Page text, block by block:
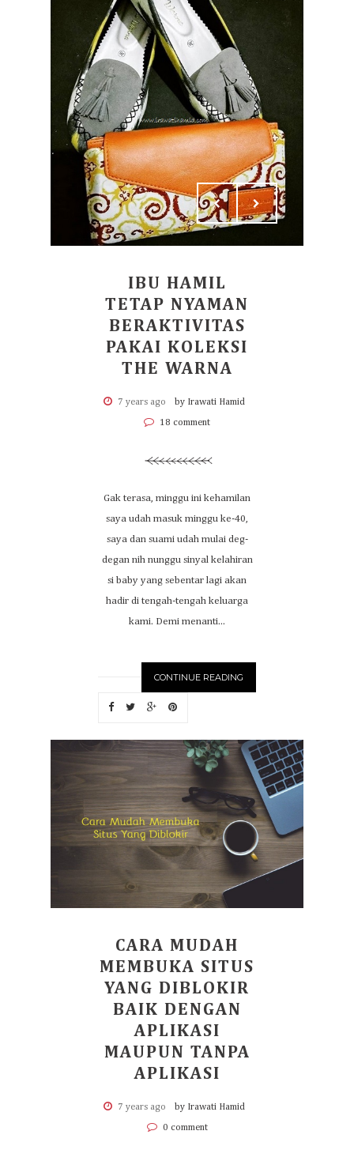
IBU HAMIL
TETAP NYAMAN
BERAKTIVITAS
PAKAI KOLEKSI
THE WARNA
7 years ago by Irawati Hamid
18 comment
Gak terasa, minggu ini kehamilan
saya udah masuk minggu ke-40,
saya dan suami udah mulai deg-
degan nih nunggu sinyal kelahiran
si baby yang sebentar lagi akan
hadir di tengah-tengah keluarga
kami. Demi menanti...
CONTINUE READING
CARA MUDAH
MEMBUKA SITUS
YANG DIBLOKIR
BAIK DENGAN
APLIKASI
MAUPUN TANPA
APLIKASI
7 years ago by Irawati Hamid
0 comment